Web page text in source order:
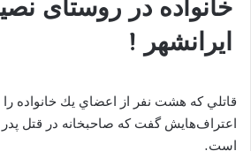
خانواده در روستای
ایرانشهر !
قاتلي كه هشت نفر از اعضاي يك خانواده
اعتراف‌هايش گفت كه صاحبخانه در قتل
است.